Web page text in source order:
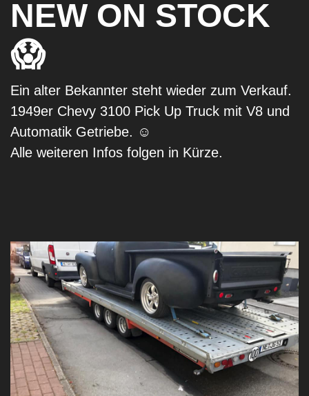
NEW ON STOCK
😱
Ein alter Bekannter steht wieder zum Verkauf.
1949er Chevy 3100 Pick Up Truck mit V8 und
Automatik Getriebe. ☺️
Alle weiteren Infos folgen in Kürze.